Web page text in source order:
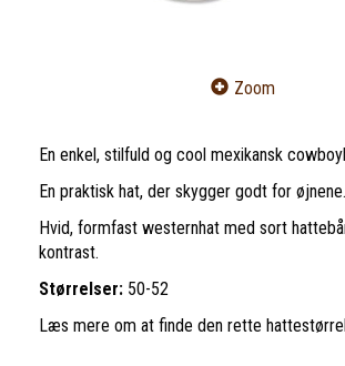
Zoom
En enkel, stilfuld og cool mexikansk
En praktisk hat, der skygger godt for øjnene.
Hvid, formfast westernhat med sort
kontrast.
Størrelser: 50-52
Læs mere om at finde den rette